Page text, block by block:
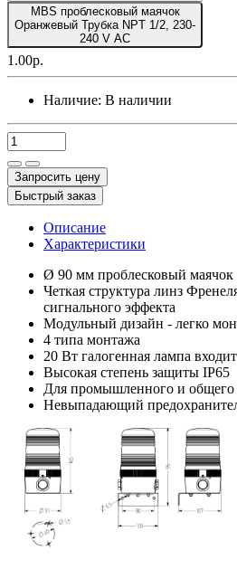
MBS проблесковый маячок
Оранжевый Трубка NPT 1/2, 230-
240 V AC
1.00р.
Наличие: В наличии
Запросить цену
Быстрый заказ
Описание
Характеристики
Ø 90 мм проблесковый маячок
Четкая структура линз
сигнального эффекта
Модульный дизайн - легко
4 типа монтажа
20 Вт галогенная лампа
Высокая степень защиты IP65
Для промышленного и
Невыпадающий